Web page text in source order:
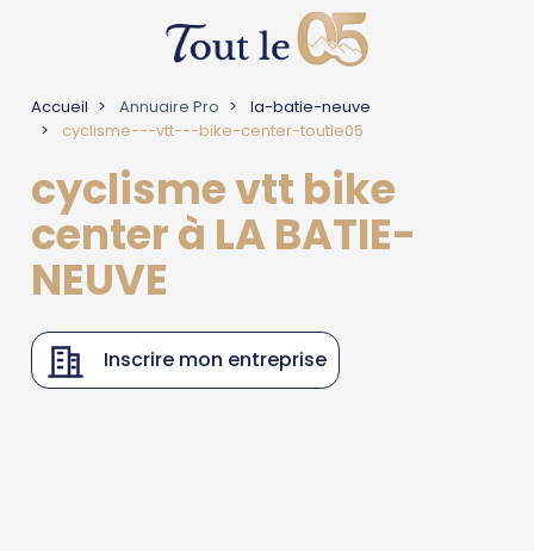
Accueil Annuaire Pro
la-batie-neuve
cyclisme---vtt---bike-center-toutle05
cyclisme vtt bike
center à LA BATIE-
NEUVE
Inscrire mon entreprise